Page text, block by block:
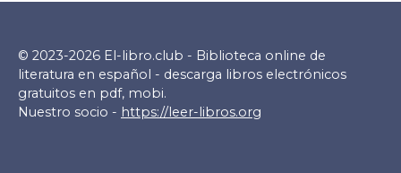
© 2023-2026 El-libro.club - Biblioteca online de
literatura en español - descarga libros electrónicos
gratuitos en pdf, mobi.
Nuestro socio - https://leer-libros.org